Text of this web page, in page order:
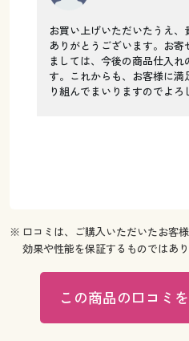
お買い上げいただいたうえ、
ありがとうございます。お寄
ましては、今後の商品仕入
す。これからも、お客様に
り組んでまいりますのでよろ
※ 口コミは、ご購入いただいたお客
効果や性能を保証するものではあり
この商品の口コミ